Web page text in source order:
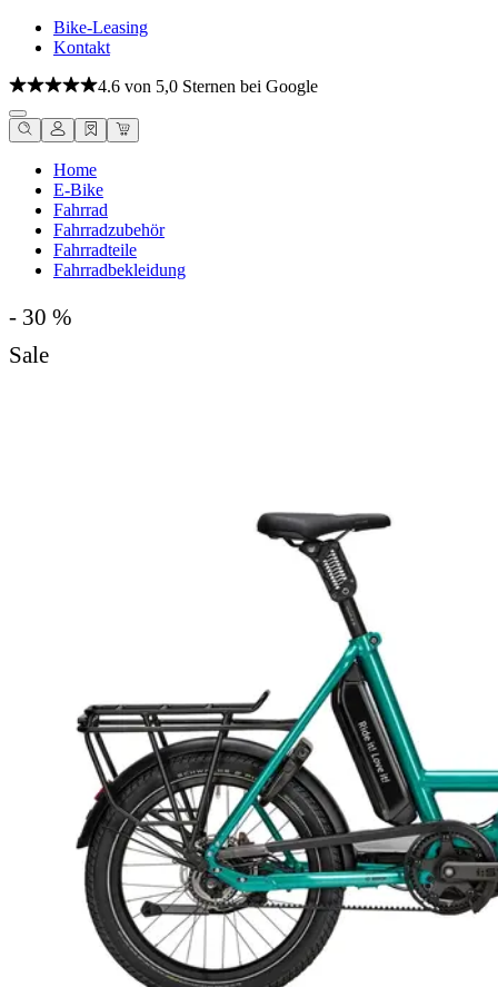
Bike-Leasing
Kontakt
4.6 von 5,0 Sternen bei Google
Home
E-Bike
Fahrrad
Fahrradzubehör
Fahrradteile
Fahrradbekleidung
- 30 %
Sale